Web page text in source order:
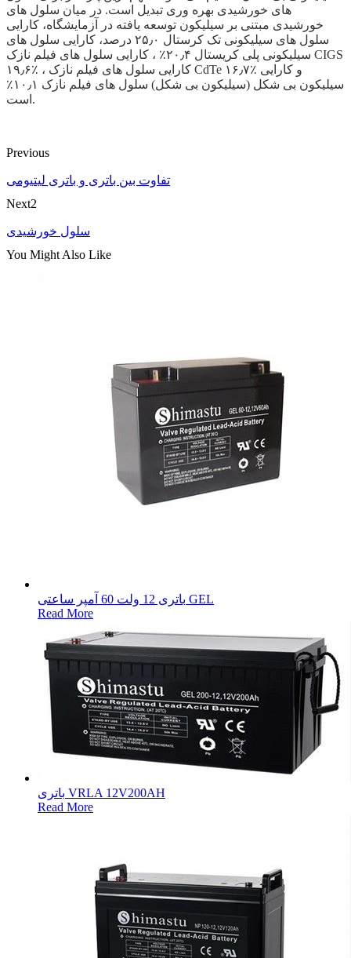
های خورشیدی بهره وری تبدیل است. در میان سلول های
خورشیدی مبتنی بر سیلیکون توسعه یافته در آزمایشگاه، کارایی
سلول های سیلیکونی تک کرستال ۲۵٫۰ درصد، کارایی سلول های
سیلیکونی پلی کریستال ۲۰٫۴٪ ، کارایی سلول های فیلم نازک CIGS
۱۹٫۶٪ ، کارایی سلول های فیلم نازک CdTe ۱۶٫۷٪ و کارایی
سیلیکون بی شکل (سیلیکون بی شکل) سلول های فیلم نازک ۱۰٫۱٪
است.
Previous
تفاوت بین باتری و باتری لیتیومی
Next2
سلول خورشیدی
You Might Also Like
باتری 12 ولت 60 آمپر ساعتی GEL
Read More
باتری VRLA 12V200AH
Read More